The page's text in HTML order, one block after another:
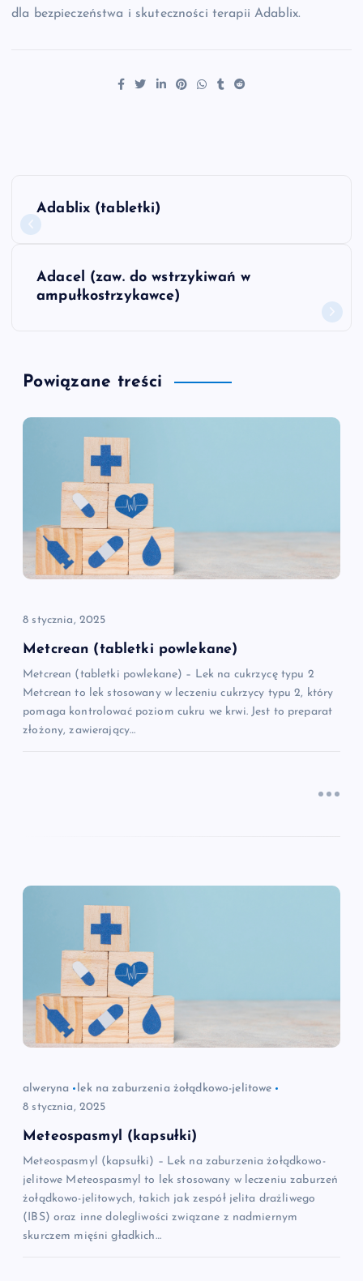
dla bezpieczeństwa i skuteczności terapii Adablix.
a
a
c
w
s
u
Adablix (tabletki)
Adacel (zaw. do wstrzykiwań w
ampułkostrzykawce)
Powiązane treści
8 stycznia, 2025
Metcrean (tabletki powlekane)
Metcrean (tabletki powlekane) – Lek na cukrzycę typu 2
Metcrean to lek stosowany w leczeniu cukrzycy typu 2, który
pomaga kontrolować poziom cukru we krwi. Jest to preparat
złożony, zawierający…
alweryna
lek na zaburzenia żołądkowo-jelitowe
8 stycznia, 2025
Meteospasmyl (kapsułki)
Meteospasmyl (kapsułki) – Lek na zaburzenia żołądkowo-
jelitowe Meteospasmyl to lek stosowany w leczeniu zaburzeń
żołądkowo-jelitowych, takich jak zespół jelita drażliwego
(IBS) oraz inne dolegliwości związane z nadmiernym
skurczem mięśni gładkich…